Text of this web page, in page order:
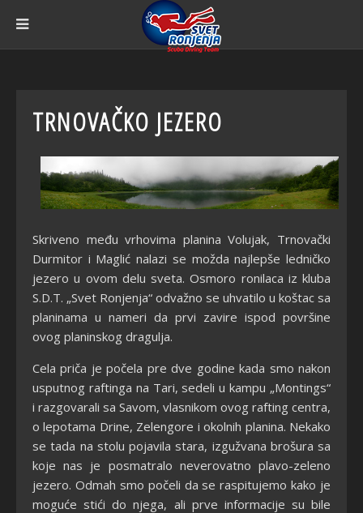
TRNOVAČKO JEZERO
Skriveno među vrhovima planina Volujak, Trnovački
Durmitor i Maglić nalazi se možda najlepše ledničko
jezero u ovom delu sveta. Osmoro ronilaca iz kluba
S.D.T. „Svet Ronjenja“ odvažno se uhvatilo u koštac sa
planinama u nameri da prvi zavire ispod površine
ovog planinskog dragulja.
Cela priča je počela pre dve godine kada smo nakon
usputnog raftinga na Tari, sedeli u kampu „Montings“
i razgovarali sa Savom, vlasnikom ovog rafting centra,
o lepotama Drine, Zelengore i okolnih planina. Nekako
se tada na stolu pojavila stara, izgužvana brošura sa
koje nas je posmatralo neverovatno plavo-zeleno
jezero. Odmah smo počeli da se raspitujemo kako je
moguće stići do njega, ali prve informacije su bile